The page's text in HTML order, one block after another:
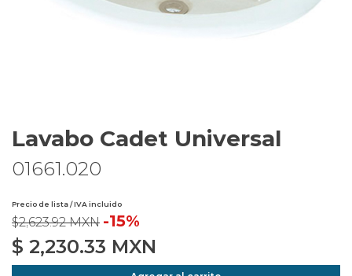
Lavabo Cadet Universal
01661.020
Precio de lista / IVA incluido
$2,623.92 MXN -15%
$ 2,230.33 MXN